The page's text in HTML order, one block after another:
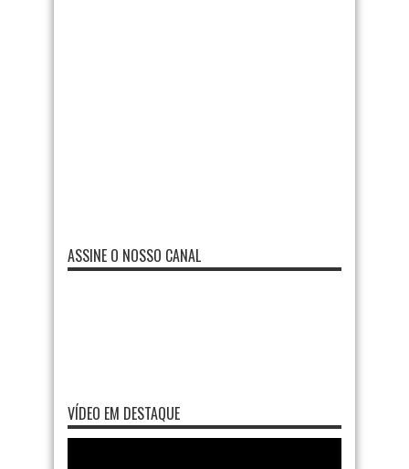
ASSINE O NOSSO CANAL
VÍDEO EM DESTAQUE